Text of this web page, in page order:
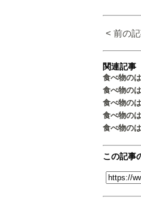
< 前の
関連記事
食べ物の
食べ物の
食べ物の
食べ物の
食べ物の
この記事